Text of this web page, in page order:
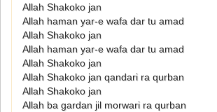
Allah Shakoko jan
Allah haman yar-e wafa dar tu amad
Allah Shakoko jan
Allah haman yar-e wafa dar tu amad
Allah Shakoko jan
Allah Shakoko jan qandari ra qurban
Allah Shakoko jan
Allah ba gardan jil morwari ra qurban